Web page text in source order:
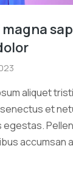
magna
aliquet
et
accumsan